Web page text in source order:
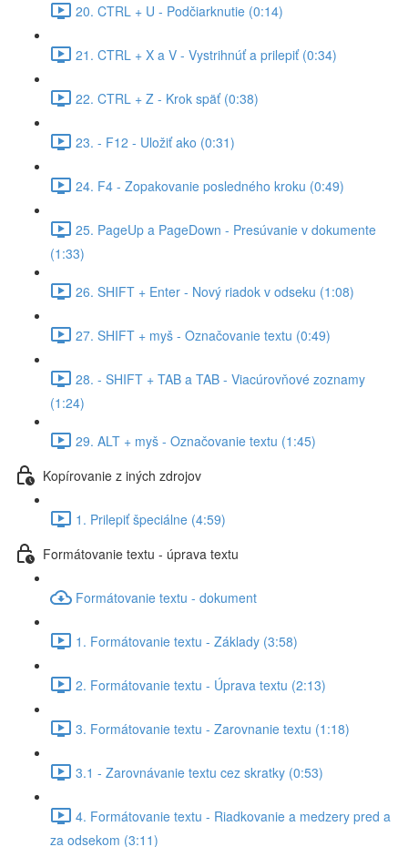
20. CTRL + U - Podčiarknutie (0:14)
21. CTRL + X a V - Vystrihnúť a prilepiť (0:34)
22. CTRL + Z - Krok späť (0:38)
23. - F12 - Uložiť ako (0:31)
24. F4 - Zopakovanie posledného kroku (0:49)
25. PageUp a PageDown - Presúvanie v dokumente
(1:33)
26. SHIFT + Enter - Nový riadok v odseku (1:08)
27. SHIFT + myš - Označovanie textu (0:49)
28. - SHIFT + TAB a TAB - Viacúrovňové zoznamy
(1:24)
29. ALT + myš - Označovanie textu (1:45)
Kopírovanie z iných zdrojov
1. Prilepiť špeciálne (4:59)
Formátovanie textu - úprava textu
Formátovanie textu - dokument
1. Formátovanie textu - Základy (3:58)
2. Formátovanie textu - Úprava textu (2:13)
3. Formátovanie textu - Zarovnanie textu (1:18)
3.1 - Zarovnávanie textu cez skratky (0:53)
4. Formátovanie textu - Riadkovanie a medzery pred a
za odsekom (3:11)